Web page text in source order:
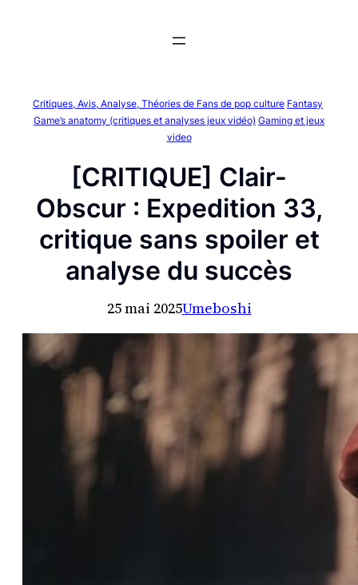
Critiques, Avis, Analyse, Théories de Fans de pop culture Fantasy
Game’s anatomy (critiques et analyses jeux vidéo) Gaming et jeux
video
[CRITIQUE] Clair-
Obscur : Expedition 33,
critique sans spoiler et
analyse du succès
25 mai 2025Umeboshi